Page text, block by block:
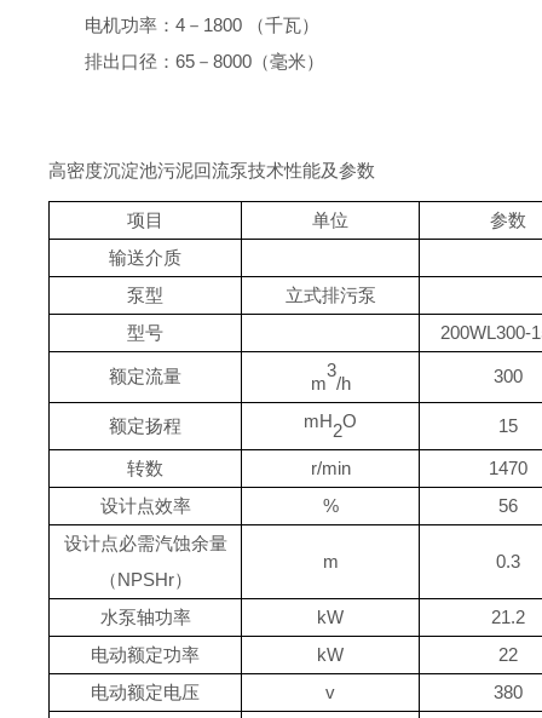
电机功率： 4－1800 （千瓦）
排出口径： 65－8000（毫米）
高密度沉淀池污泥回流泵技术性能及参数
项目 单位
参数
输送介质
泵型
立式排污泵
型号
200WL300-
额定流量 m
3
/h 300
额定扬程 mH2O 15
转数 r/min
1470
设计点效率
%
56
设计点必需汽蚀余量
（NPSHr）
m 0.3
水泵轴功率 kW
21.2
电动额定功率
kW
22
电动额定电压
v
380